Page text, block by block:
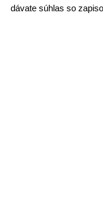
dávate súhlas so